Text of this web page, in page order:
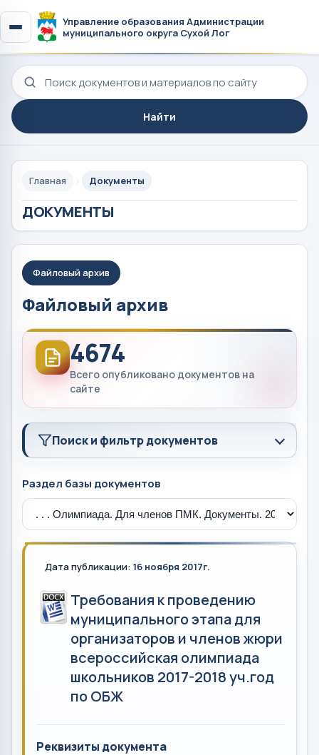
Управление образования Администрации
муниципального округа Сухой Лог
Поиск по сайту
Найти
Главная Документы
ДОКУМЕНТЫ
Файловый архив
Файловый архив
4674
Всего опубликовано документов на
сайте
Поиск и фильтр документов
Раздел базы документов
Дата публикации: 16 ноября 2017г.
Требования к проведению
муниципального этапа для
организаторов и членов жюри
всероссийская олимпиада
школьников 2017-2018 уч.год
по ОБЖ
Реквизиты документа